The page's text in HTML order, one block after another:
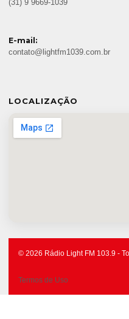
(31) 9 9669-1039
E-mail:
contato@lightfm1039.com.br
LOCALIZAÇÃO
© 2026 Rádio Light FM 103.9 -
Termos de Uso